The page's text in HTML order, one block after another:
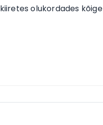
olukordades kõige